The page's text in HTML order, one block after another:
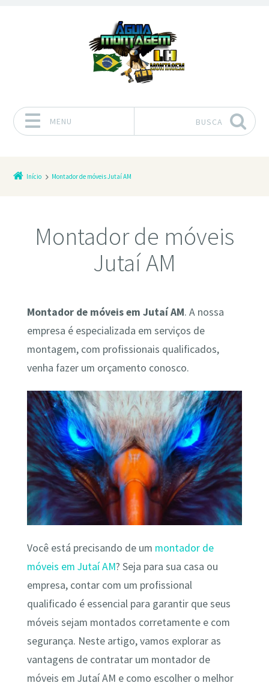
MENU BUSCA
Início Montador de móveis Jutaí AM
Montador de móveis
Jutaí AM
Montador de móveis em Jutaí AM. A nossa
empresa é especializada em serviços de
montagem, com profissionais qualificados,
venha fazer um orçamento conosco.
Você está precisando de um montador de
móveis em Jutaí AM? Seja para sua casa ou
empresa, contar com um profissional
qualificado é essencial para garantir que seus
móveis sejam montados corretamente e com
segurança. Neste artigo, vamos explorar as
vantagens de contratar um montador de
móveis em Jutaí AM e como escolher o melhor